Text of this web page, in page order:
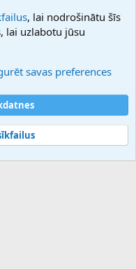
XenForo Ltd.
, lai nodrošinātu šīs
lai uzlabotu jūsu
savas preferences